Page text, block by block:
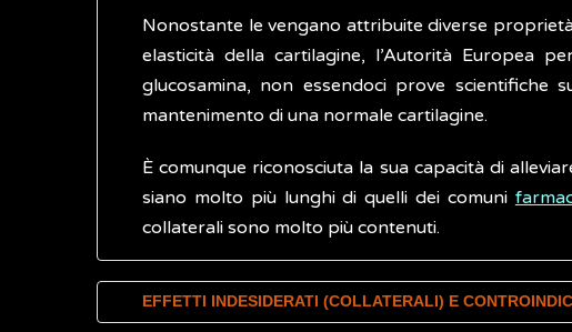
Nonostante le vengano attribuite diverse
elasticità della cartilagine, l’Autorità Europea
glucosamina, non essendoci prove scientifiche
mantenimento di una normale cartilagine.
È comunque riconosciuta la sua capacità di
siano molto più lunghi di quelli dei comuni
collaterali sono molto più contenuti.
EFFETTI INDESIDERATI (COLLATERALI) E